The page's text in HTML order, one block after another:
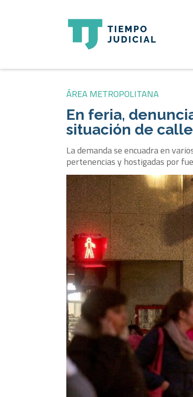
ÁREA METROPOLITANA
En feria,
situación de calle
La demanda se encuadra en
pertenencias y hostigadas por